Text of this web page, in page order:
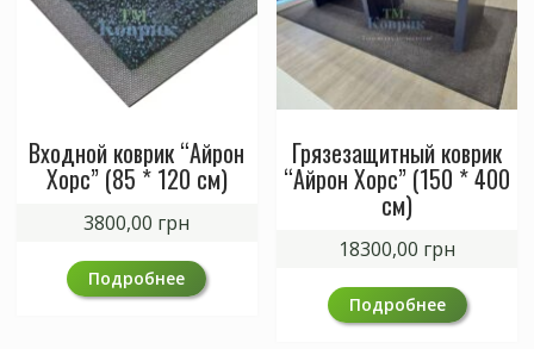
Входной коврик “Айрон
Хорс” (85 * 120 см)
3800,00 грн
Подробнее
Грязезащитный коврик
“Айрон Хорс” (150 * 400
см)
18300,00 грн
Подробнее